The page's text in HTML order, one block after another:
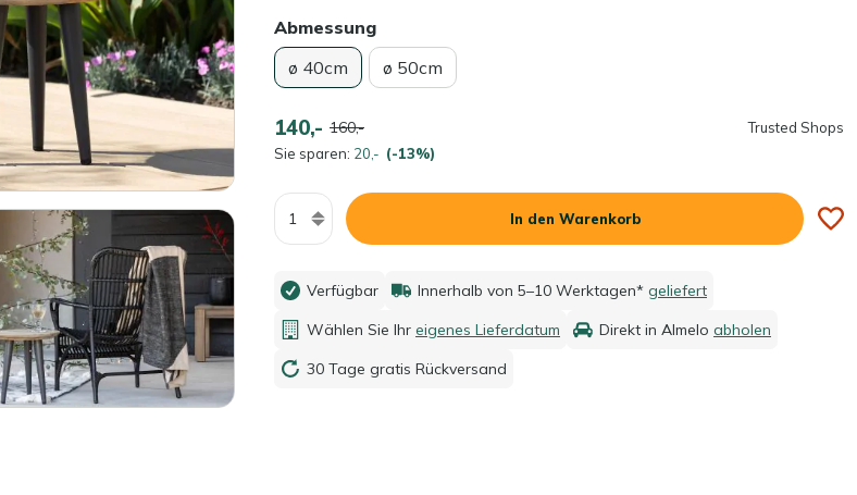
Abmessung
ø 40cm
ø 50cm
140,- 160,-
Sie sparen: 20,- (-13%)
Trusted Shops
Menge
In den Warenkorb
Verfügbar Innerhalb von 5–10 Werktagen* geliefert
Wählen Sie Ihr eigenes Lieferdatum Direkt in Almelo abholen
30 Tage gratis Rückversand